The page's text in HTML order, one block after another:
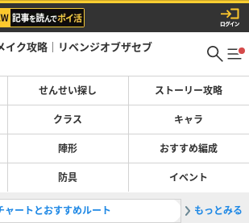
イク攻略｜リベンジオブザセブ
せんせい探し ストーリー攻略
クラス キャラ
陣形 おすすめ編成
防具 イベント
ャートとおすすめルート 2マップ一
もっとみる